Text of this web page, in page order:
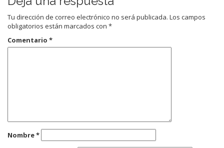
Tu dirección de correo electrónico no será publicada. Los campos
obligatorios están marcados con *
Comentario *
Nombre*